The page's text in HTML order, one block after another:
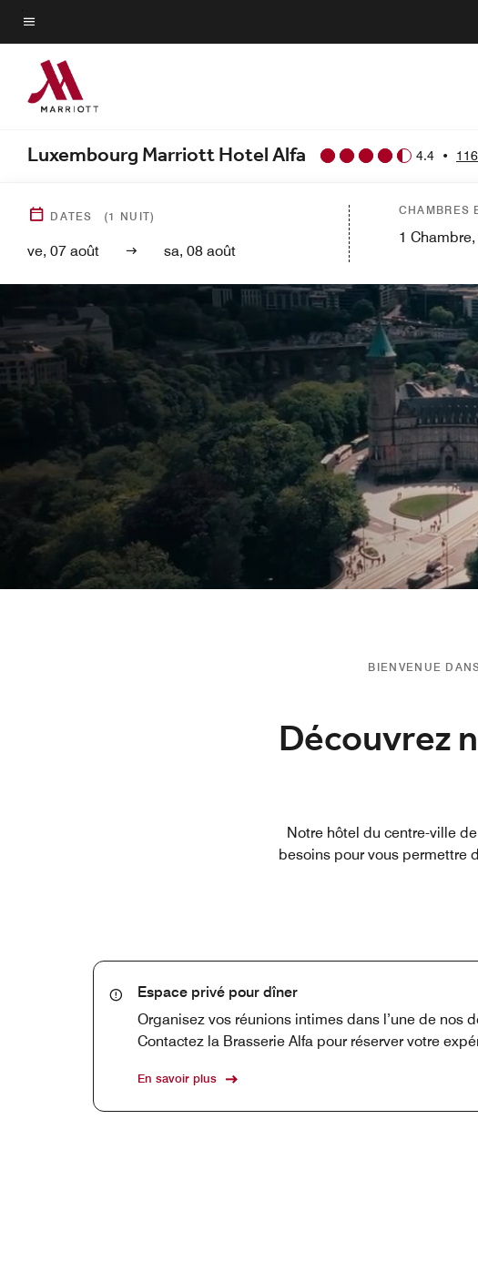
Skip
to
main
content
Texte du menu
Luxembourg Marriott Hotel Alfa 4.4 •
DATES (1 NUIT)
ve, 07 août sa, 08 août
CHAMBRES
1 Chambre,
BIENVENUE
Découvrez
Notre hôtel du centre-ville
besoins pour vous permettre
Espace privé pour dîner
Organisez vos réunions intimes dans l’une de nos
Contactez la Brasserie Alfa pour réserver votre
En savoir plus